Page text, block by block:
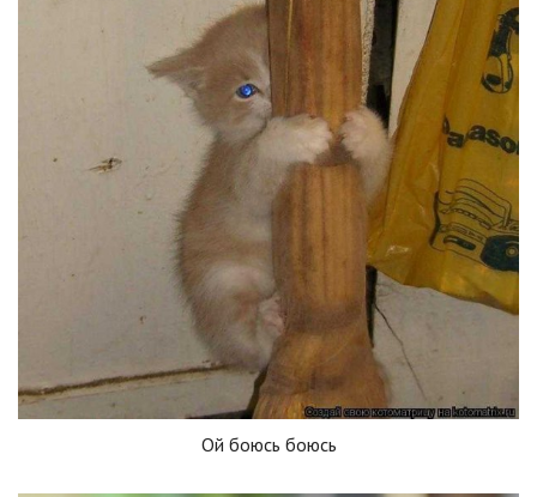
Ой боюсь боюсь